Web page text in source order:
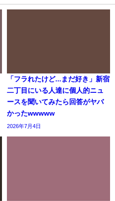
「フラれたけど...まだ好き」新宿
二丁目にいる人達に個人的ニュ
ースを聞いてみたら回答がヤバ
かったwwwww
2026年7月4日